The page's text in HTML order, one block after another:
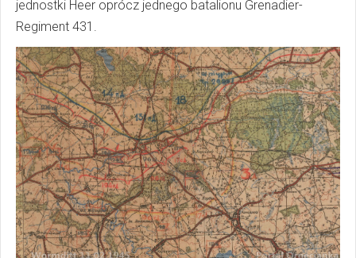
jednostki Heer oprócz jednego batalionu Grenadier-
Regiment 431.